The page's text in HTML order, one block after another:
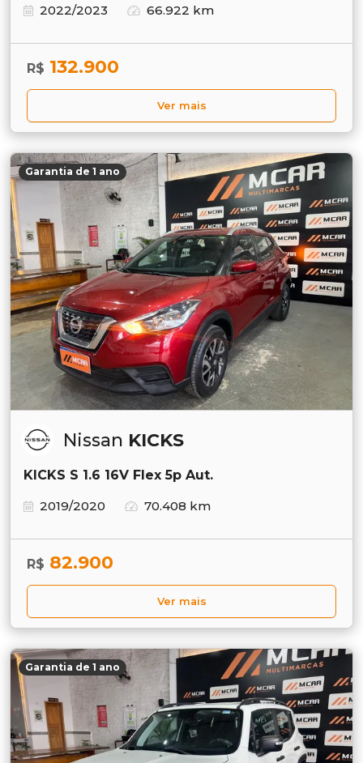
2022/2023
66.922 km
R$ 132.900
Ver mais
Garantia de 1 ano
Nissan KICKS
KICKS S 1.6 16V Flex 5p Aut.
2019/2020
70.408 km
R$ 82.900
Ver mais
Garantia de 1 ano